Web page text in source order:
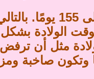
يستمر حمل
بوقت الولادة
مثل أن ترفض
وتكون صاخبة